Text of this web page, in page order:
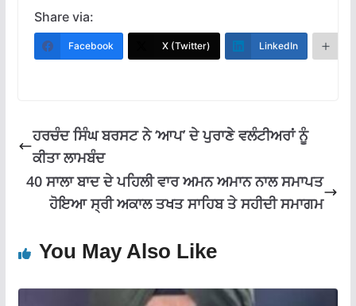
e
b
k
at
s
p
e
gr
ai
l
ar
e
Share via:
Facebook X (Twitter) LinkedIn
ਹਰਚੰਦ ਸਿੰਘ ਬਰਸਟ ਨੇ ‘ਆਪ’ ਦੇ ਪੁਰਾਣੇ ਵਲੰਟੀਅਰਾਂ ਨੂੰ
ਕੀਤਾ ਲਾਮਬੰਦ
40 ਸਾਲਾ ਬਾਦ ਦੇ ਪਹਿਲੀ ਵਾਰ ਅਮਨ ਅਮਾਨ ਨਾਲ ਸਮਾਪਤ
ਹੋਇਆ ਸ੍ਰੀ ਅਕਾਲ ਤਖਤ ਸਾਹਿਬ ਤੇ ਸਹੀਦੀ ਸਮਾਗਮ
You May Also Like